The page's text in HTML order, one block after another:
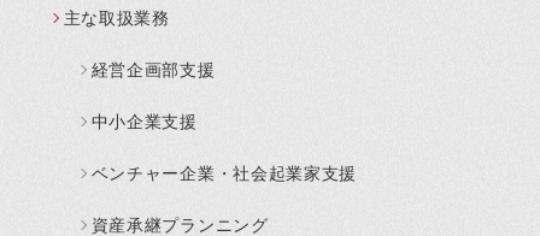
主な取扱業務
経営企画部支援
中小企業支援
ベンチャー企業・社会起業家支援
資産承継プランニング